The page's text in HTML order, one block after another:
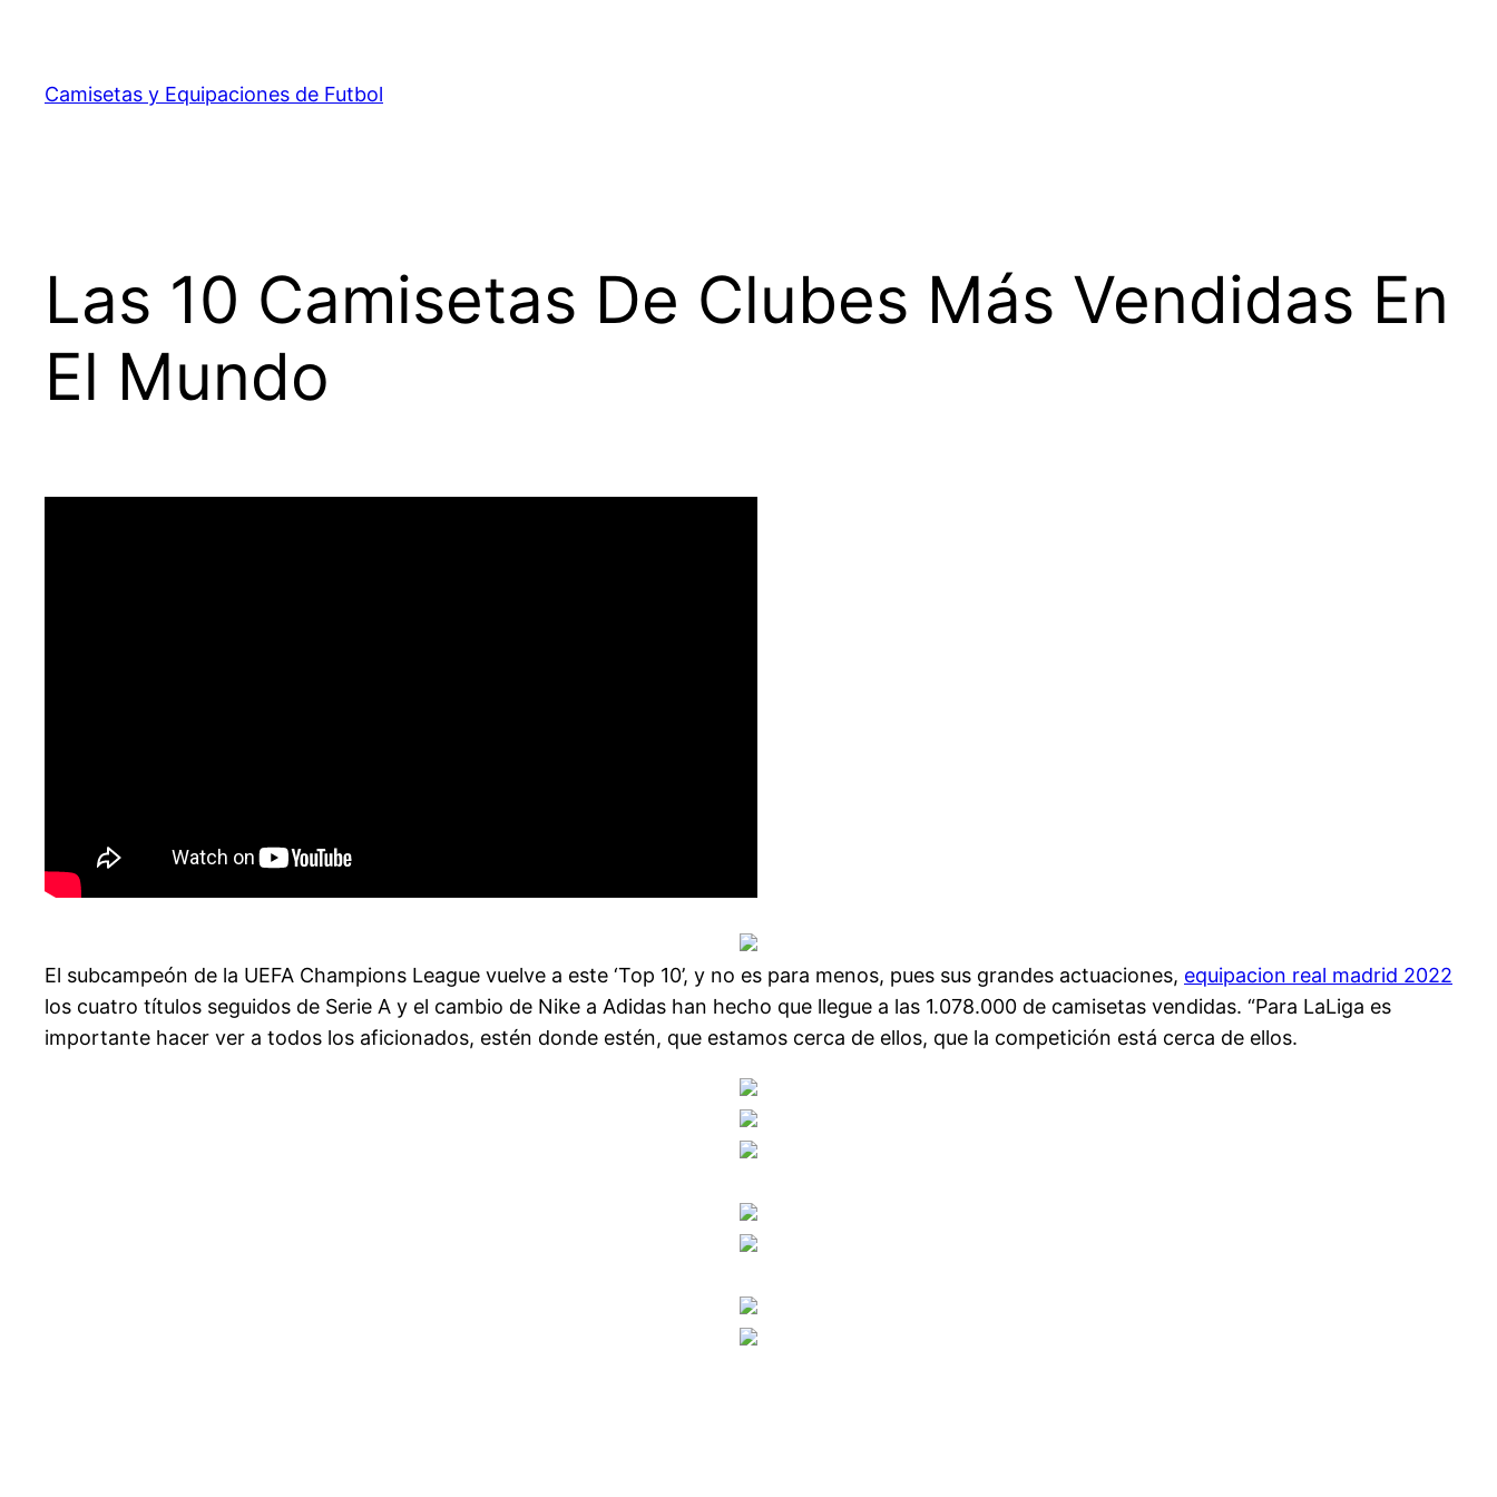
contenido
Camisetas y Equipaciones de Futbol
Las 10 Camisetas De Clubes Más Vendidas En
El Mundo
El subcampeón de la UEFA Champions League vuelve a este ‘Top 10’, y no es para menos, pues sus grandes actuaciones, equipacion real madrid 2022
los cuatro títulos seguidos de Serie A y el cambio de Nike a Adidas han hecho que llegue a las 1.078.000 de camisetas vendidas. “Para LaLiga es
importante hacer ver a todos los aficionados, estén donde estén, que estamos cerca de ellos, que la competición está cerca de ellos.